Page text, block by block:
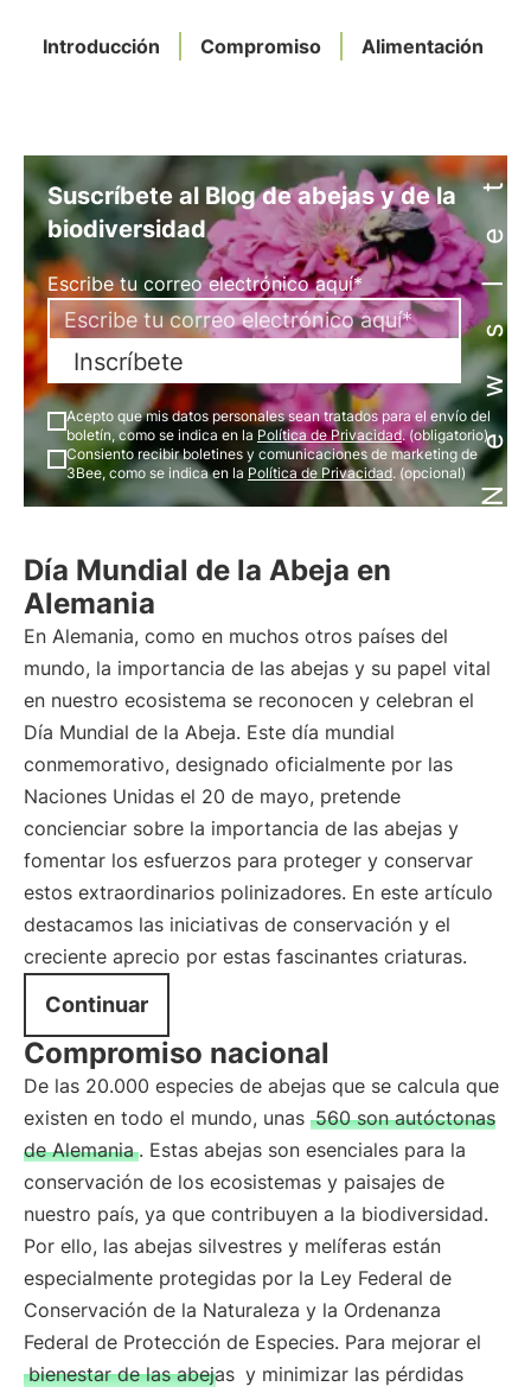
Introducción Compromiso AlimentaciónNewsletter
Suscríbete al Blog de abejas y de la
biodiversidad
Escribe tu correo electrónico aquí*
Inscríbete
Acepto que mis datos personales sean tratados para el envío del
boletín, como se indica en la Política de Privacidad. (obligatorio)
Consiento recibir boletines y comunicaciones de marketing de
3Bee, como se indica en la Política de Privacidad. (opcional)
Día Mundial de la Abeja en
Alemania
En Alemania, como en muchos otros países del
mundo, la importancia de las abejas y su papel vital
en nuestro ecosistema se reconocen y celebran el
Día Mundial de la Abeja. Este día mundial
conmemorativo, designado oficialmente por las
Naciones Unidas el 20 de mayo, pretende
concienciar sobre la importancia de las abejas y
fomentar los esfuerzos para proteger y conservar
estos extraordinarios polinizadores. En este artículo
destacamos las iniciativas de conservación y el
creciente aprecio por estas fascinantes criaturas.
Continuar
Compromiso nacional
De las 20.000 especies de abejas que se calcula que
existen en todo el mundo, unas 560 son autóctonas
de Alemania . Estas abejas son esenciales para la
conservación de los ecosistemas y paisajes de
nuestro país, ya que contribuyen a la biodiversidad.
Por ello, las abejas silvestres y melíferas están
especialmente protegidas por la Ley Federal de
Conservación de la Naturaleza y la Ordenanza
Federal de Protección de Especies. Para mejorar el
bienestar de las abejas y minimizar las pérdidas